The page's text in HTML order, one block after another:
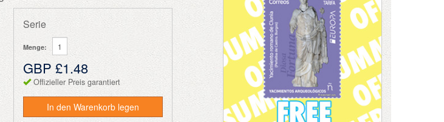
Serie
Menge:
GBP £1.48
Offizieller Preis garantiert
In den Warenkorb legen